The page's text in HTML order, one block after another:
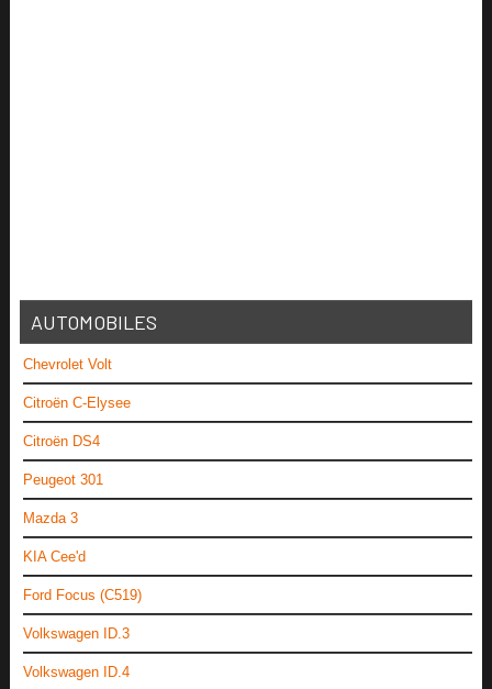
AUTOMOBILES
Chevrolet Volt
Citroën C-Elysee
Citroën DS4
Peugeot 301
Mazda 3
KIA Cee'd
Ford Focus (C519)
Volkswagen ID.3
Volkswagen ID.4